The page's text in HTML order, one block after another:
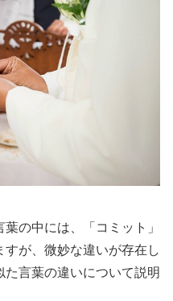
の中には、「コミット」
が、微妙な違いが存在し
た言葉の違いについて説明